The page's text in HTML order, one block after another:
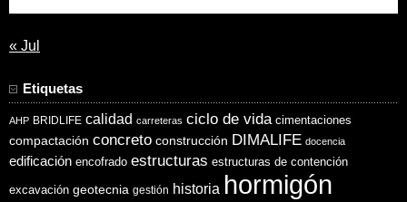
« Jul
Etiquetas
AHP BRIDLIFE calidad carreteras ciclo de vida cimentaciones
compactación concreto construcción DIMALIFE docencia
edificación encofrado estructuras estructuras de contención
excavación geotecnia gestión historia hormigón